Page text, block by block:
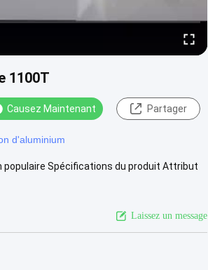
1100T
Causez Maintenant Partager
d'aluminium
populaire Spécifications du produit Attribut
Laissez un message